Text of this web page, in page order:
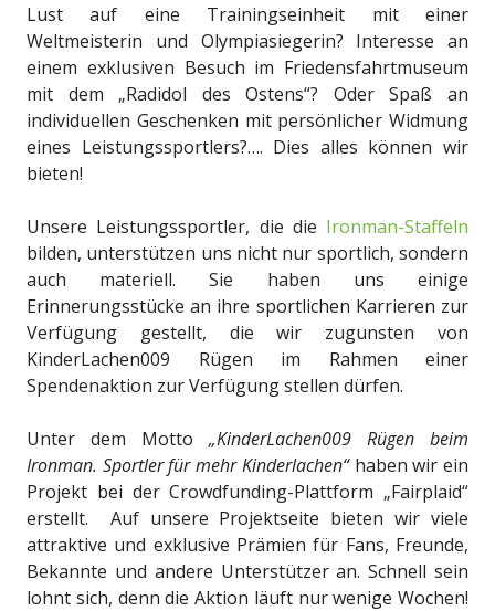
Lust auf eine Trainingseinheit mit einer
Weltmeisterin und Olympiasiegerin? Interesse an
einem exklusiven Besuch im Friedensfahrtmuseum
mit dem „Radidol des Ostens“? Oder Spaß an
individuellen Geschenken mit persönlicher Widmung
eines Leistungssportlers?…. Dies alles können wir
bieten!
Unsere Leistungssportler, die die Ironman-Staffeln
bilden, unterstützen uns nicht nur sportlich, sondern
auch materiell. Sie haben uns einige
Erinnerungsstücke an ihre sportlichen Karrieren zur
Verfügung gestellt, die wir zugunsten von
KinderLachen009 Rügen im Rahmen einer
Spendenaktion zur Verfügung stellen dürfen.
Unter dem Motto „KinderLachen009 Rügen beim
Ironman. Sportler für mehr Kinderlachen“haben wir ein
Projekt bei der Crowdfunding-Plattform „Fairplaid“
erstellt. Auf unsere Projektseite bieten wir viele
attraktive und exklusive Prämien für Fans, Freunde,
Bekannte und andere Unterstützer an. Schnell sein
lohnt sich, denn die Aktion läuft nur wenige Wochen!